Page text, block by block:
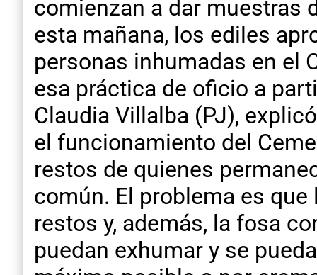
comienzan a dar muestras
esta mañana, los ediles
personas inhumadas en el
esa práctica de oficio a
Claudia Villalba (PJ),
el funcionamiento del
restos de quienes
común. El problema es
restos y, además, la fosa
puedan exhumar y se